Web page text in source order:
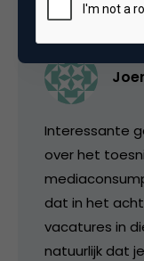
Interessante
over het
dat in het
vacatures in
natuurlijk dat